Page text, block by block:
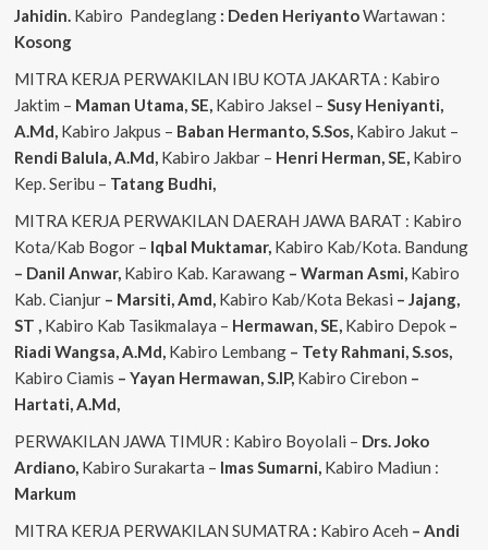
Jahidin. Kabiro Pandeglang : Deden HeriyantoWartawan :
Kosong
MITRA KERJA PERWAKILAN IBU KOTA JAKARTA : Kabiro
Jaktim – Maman Utama, SE, Kabiro Jaksel – Susy Heniyanti,
A.Md, Kabiro Jakpus – Baban Hermanto, S.Sos, Kabiro Jakut –
Rendi Balula, A.Md, Kabiro Jakbar – Henri Herman, SE, Kabiro
Kep. Seribu – Tatang Budhi,
MITRA KERJA PERWAKILAN DAERAH JAWA BARAT : Kabiro
Kota/Kab Bogor – Iqbal Muktamar, Kabiro Kab/Kota. Bandung
– Danil Anwar, Kabiro Kab. Karawang – Warman Asmi, Kabiro
Kab. Cianjur– Marsiti, Amd, Kabiro Kab/Kota Bekasi – Jajang,
ST , Kabiro Kab Tasikmalaya – Hermawan, SE, Kabiro Depok–
Riadi Wangsa, A.Md, Kabiro Lembang– Tety Rahmani, S.sos,
Kabiro Ciamis – Yayan Hermawan, S.IP, Kabiro Cirebon –
Hartati, A.Md,
PERWAKILAN JAWA TIMUR : Kabiro Boyolali – Drs. Joko
Ardiano, Kabiro Surakarta – ImasSumarni, Kabiro Madiun :
Markum
MITRA KERJA PERWAKILAN SUMATRA : Kabiro Aceh – Andi